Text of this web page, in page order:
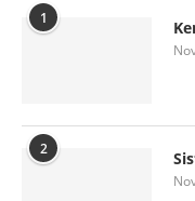
1
2